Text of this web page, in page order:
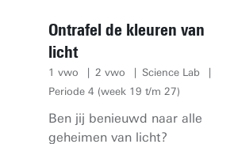
Ontrafel de kleuren van
licht
1 vwo 2 vwo
Science Lab
Periode 4 (week 19 t/m 27)
Ben jij benieuwd naar alle
geheimen van licht?